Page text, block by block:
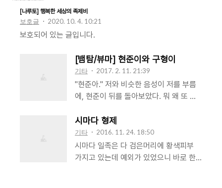
[나루토] 행복한 세상의 족제비
보호글 2020. 10. 4. 10:21
보호되어 있는 글입니다.
[뱀탐/뷰마] 현준이와 구형이
기타 2017. 2. 11. 21:39
"현준아." 저와 비슷한 음성이 저를 부름
에, 현준이 뒤를 돌아보았다. 뭐 왜 또 무
상대는 너는 또 뭘 그렇게 날을 세우고 그
러냐며 잔소리하려는 거 아니라고 아이
구슬리듯 말했다. "현준이 너 내일 아부지
생신이시라구 그러지 않았어? 근데 이렇
시마다 형제
기타 2016. 11. 24. 18:50
시마다 일족은 다 검은머리에 황색피부
가지고 있는데 예외가 있었으니 바로 한